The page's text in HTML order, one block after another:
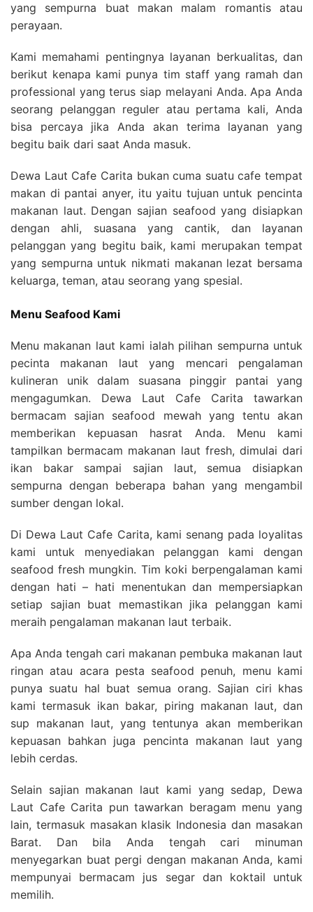
yang sempurna buat makan malam romantis atau
perayaan.
Kami memahami pentingnya layanan berkualitas, dan
berikut kenapa kami punya tim staff yang ramah dan
professional yang terus siap melayani Anda. Apa Anda
seorang pelanggan reguler atau pertama kali, Anda
bisa percaya jika Anda akan terima layanan yang
begitu baik dari saat Anda masuk.
Dewa Laut Cafe Carita bukan cuma suatu cafe tempat
makan di pantai anyer, itu yaitu tujuan untuk pencinta
makanan laut. Dengan sajian seafood yang disiapkan
dengan ahli, suasana yang cantik, dan layanan
pelanggan yang begitu baik, kami merupakan tempat
yang sempurna untuk nikmati makanan lezat bersama
keluarga, teman, atau seorang yang spesial.
Menu Seafood Kami
Menu makanan laut kami ialah pilihan sempurna untuk
pecinta makanan laut yang mencari pengalaman
kulineran unik dalam suasana pinggir pantai yang
mengagumkan. Dewa Laut Cafe Carita tawarkan
bermacam sajian seafood mewah yang tentu akan
memberikan kepuasan hasrat Anda. Menu kami
tampilkan bermacam makanan laut fresh, dimulai dari
ikan bakar sampai sajian laut, semua disiapkan
sempurna dengan beberapa bahan yang mengambil
sumber dengan lokal.
Di Dewa Laut Cafe Carita, kami senang pada loyalitas
kami untuk menyediakan pelanggan kami dengan
seafood fresh mungkin. Tim koki berpengalaman kami
dengan hati – hati menentukan dan mempersiapkan
setiap sajian buat memastikan jika pelanggan kami
meraih pengalaman makanan laut terbaik.
Apa Anda tengah cari makanan pembuka makanan laut
ringan atau acara pesta seafood penuh, menu kami
punya suatu hal buat semua orang. Sajian ciri khas
kami termasuk ikan bakar, piring makanan laut, dan
sup makanan laut, yang tentunya akan memberikan
kepuasan bahkan juga pencinta makanan laut yang
lebih cerdas.
Selain sajian makanan laut kami yang sedap, Dewa
Laut Cafe Carita pun tawarkan beragam menu yang
lain, termasuk masakan klasik Indonesia dan masakan
Barat. Dan bila Anda tengah cari minuman
menyegarkan buat pergi dengan makanan Anda, kami
mempunyai bermacam jus segar dan koktail untuk
memilih.